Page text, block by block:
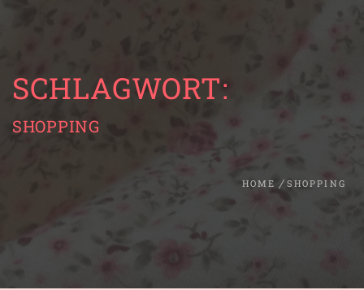
SCHLAGWORT:
SHOPPING
HOME SHOPPING